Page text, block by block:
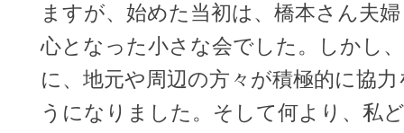
ますが、始めた当初は、橋本さん夫
心となった小さな会でした。しかし
に、地元や周辺の方々が積極的に協
うになりました。そして何より、私